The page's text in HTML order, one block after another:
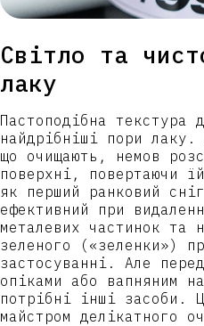
Світло та
лаку
Пастоподібна текстура
найдрібніші пори лаку.
що очищають, немов
поверхні, повертаючи
як перший ранковий
ефективний при
металевих частинок та
зеленого («зеленки»)
застосуванні. Але
опіками або вапняним
потрібні інші засоби.
майстром делікатного